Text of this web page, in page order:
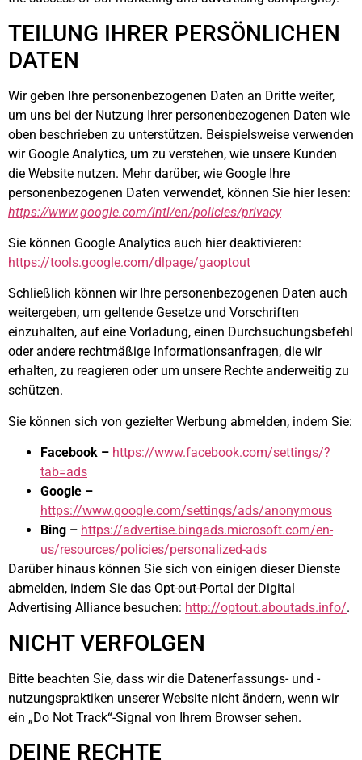
TEILUNG IHRER PERSÖNLICHEN
DATEN
Wir geben Ihre personenbezogenen Daten an Dritte weiter,
um uns bei der Nutzung Ihrer personenbezogenen Daten wie
oben beschrieben zu unterstützen. Beispielsweise verwenden
wir Google Analytics, um zu verstehen, wie unsere Kunden
die Website nutzen. Mehr darüber, wie Google Ihre
personenbezogenen Daten verwendet, können Sie hier lesen:
https://www.google.com/intl/en/policies/privacy
Sie können Google Analytics auch hier deaktivieren:
https://tools.google.com/dlpage/gaoptout
Schließlich können wir Ihre personenbezogenen Daten auch
weitergeben, um geltende Gesetze und Vorschriften
einzuhalten, auf eine Vorladung, einen Durchsuchungsbefehl
oder andere rechtmäßige Informationsanfragen, die wir
erhalten, zu reagieren oder um unsere Rechte anderweitig zu
schützen.
Sie können sich von gezielter Werbung abmelden, indem Sie:
Facebook – https://www.facebook.com/settings/?
tab=ads
Google –
https://www.google.com/settings/ads/anonymous
Bing – https://advertise.bingads.microsoft.com/en-
us/resources/policies/personalized-ads
Darüber hinaus können Sie sich von einigen dieser Dienste
abmelden, indem Sie das Opt-out-Portal der Digital
Advertising Alliance besuchen: http://optout.aboutads.info/.
NICHT VERFOLGEN
Bitte beachten Sie, dass wir die Datenerfassungs- und -
nutzungspraktiken unserer Website nicht ändern, wenn wir
ein „Do Not Track“-Signal von Ihrem Browser sehen.
DEINE RECHTE